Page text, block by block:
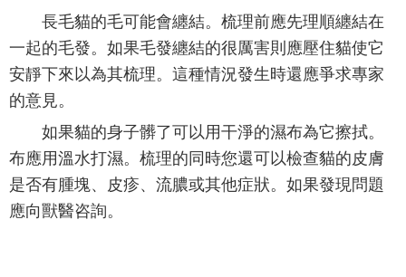
長毛貓的毛可能會纏結。梳理前應先理順纏結在
一起的毛發。如果毛發纏結的很厲害則應壓住貓使它
安靜下來以為其梳理。這種情況發生時還應爭求專家
的意見。
如果貓的身子髒了可以用干淨的濕布為它擦拭。
布應用溫水打濕。梳理的同時您還可以檢查貓的皮膚
是否有腫塊、皮疹、流膿或其他症狀。如果發現問題
應向獸醫咨詢。